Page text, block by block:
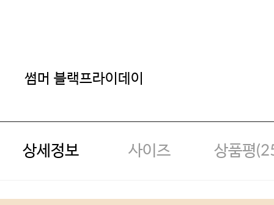
썸머 블랙프라이데이
상세정보 사이즈 상품평(